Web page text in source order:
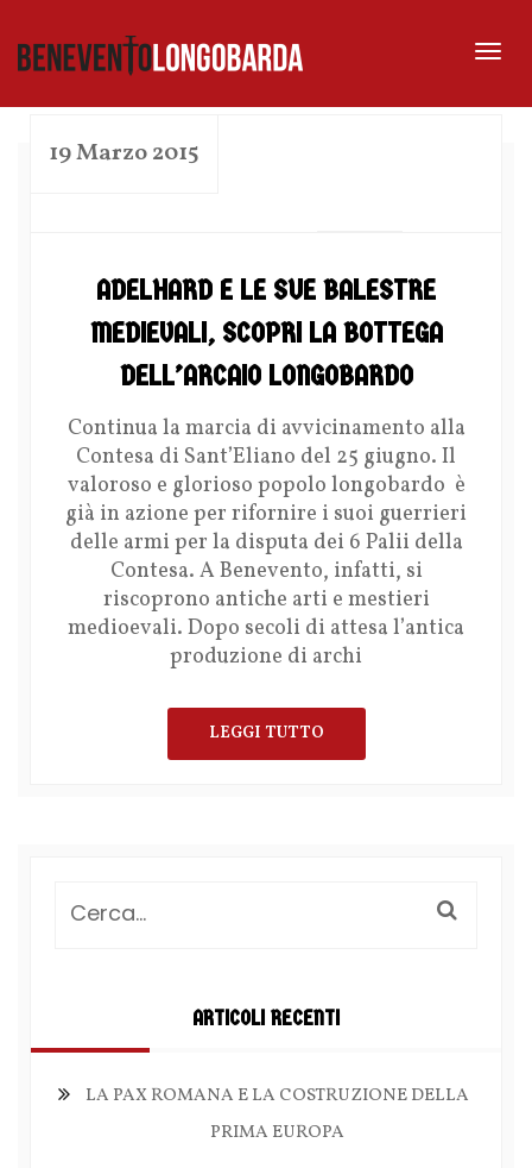
19 Marzo 2015
ADELHARD E LE SUE BALESTRE
MEDIEVALI, SCOPRI LA BOTTEGA
DELL’ARCAIO LONGOBARDO
Continua la marcia di avvicinamento alla
Contesa di Sant’Eliano del 25 giugno. Il
valoroso e glorioso popolo longobardo è
già in azione per rifornire i suoi guerrieri
delle armi per la disputa dei 6 Palii della
Contesa. A Benevento, infatti, si
riscoprono antiche arti e mestieri
medioevali. Dopo secoli di attesa l’antica
produzione di archi
LEGGI TUTTO
ARTICOLI RECENTI
LA PAX ROMANA E LA COSTRUZIONE DELLA
PRIMA EUROPA